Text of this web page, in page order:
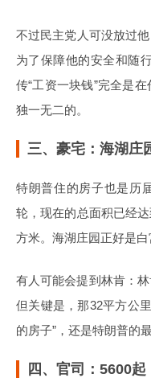
不过民主党人可没放过
为了保障他的安全和随
传“工资一块钱”完全是
独一无二的。
三、豪宅：海湖庄
特朗普住的房子也是历
轮，现在的总面积已经
方米。海湖庄园正好是白
有人可能会提到林肯：
但关键是，那32平方公
的房子”，还是特朗普的最
四、官司：5600